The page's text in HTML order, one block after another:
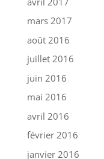
mars 2017
août 2016
juillet 2016
juin 2016
mai 2016
avril 2016
février 2016
janvier 2016